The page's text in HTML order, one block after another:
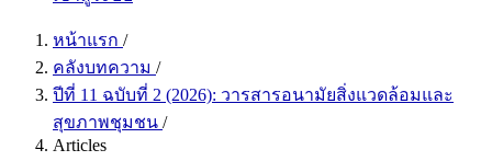
หน้าแรก /
คลังบทความ /
ปีที่ 11 ฉบับที่ 2 (2026): วารสารอนามัยสิ่งแวดล้อมและ
สุขภาพชุมชน /
Articles